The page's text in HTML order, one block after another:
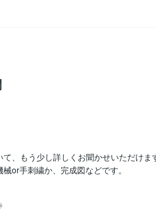
、もう少し詳しくお聞かせいただけま
or手刺繍か、完成図などです。